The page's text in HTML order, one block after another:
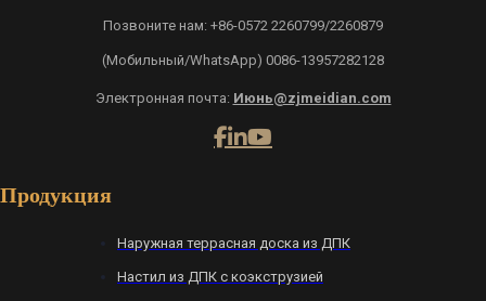
Позвоните нам: +86-0572 2260799/2260879
(Мобильный/WhatsApp) 0086-13957282128
Электронная почта: Июнь@zjmeidian.com
Продукция
Наружная террасная доска из ДПК
Настил из ДПК с коэкструзией